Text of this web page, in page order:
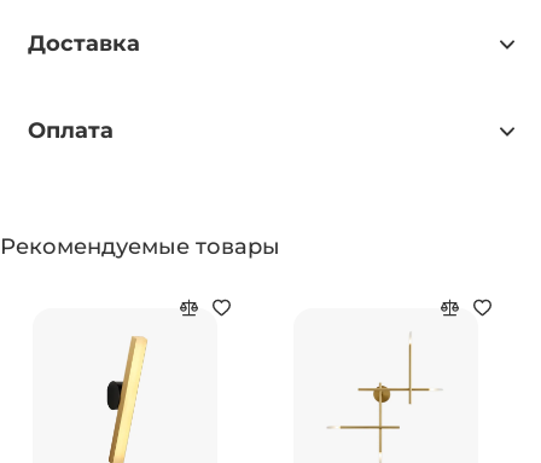
Доставка
Оплата
Рекомендуемые товары